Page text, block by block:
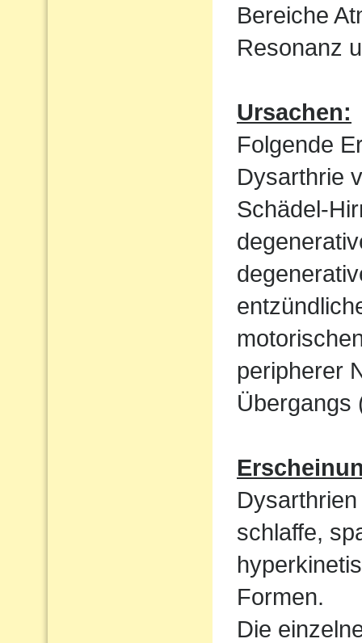
Bereiche
Resonanz
Ursachen:
Folgende
Dysarthrie
Schädel-
peripherer
Übergangs
schlaffe,
Formen.
Die